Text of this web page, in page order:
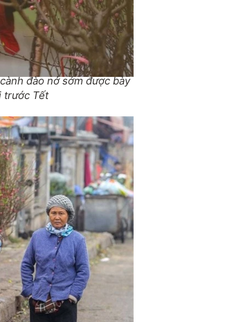
đào nở sớm được bày
trước Tết